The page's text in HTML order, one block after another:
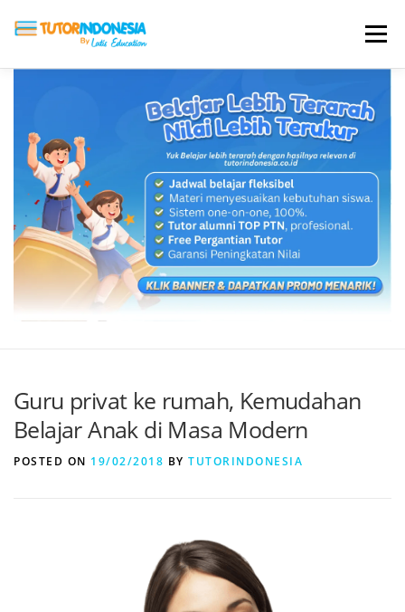
Menu
ABOUT US JADI PENGAJAR
BIAYA LES TESTIMONI PROFIL ALUMNI
BLOG DAFTAR SEKOLAH
Guru privat ke rumah, Kemudahan
Belajar Anak di Masa Modern
POSTED ON 19/02/2018 BY TUTORINDONESIA